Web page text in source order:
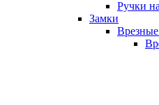
Ручки
Замки